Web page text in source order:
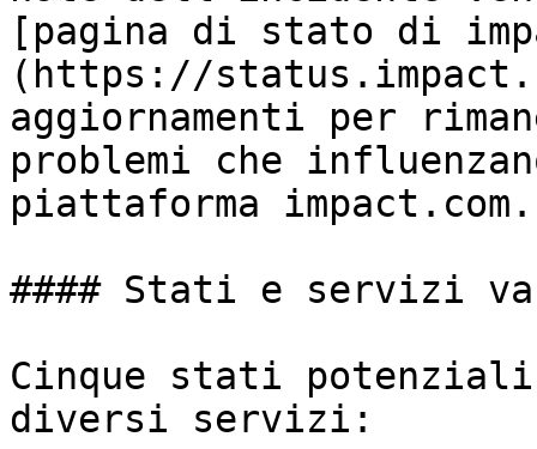
[pagina di stato di
(https://
aggiornamenti per
problemi che
piattaforma impact.com.
#### Stati e servizi
Cinque stati
diversi servizi: